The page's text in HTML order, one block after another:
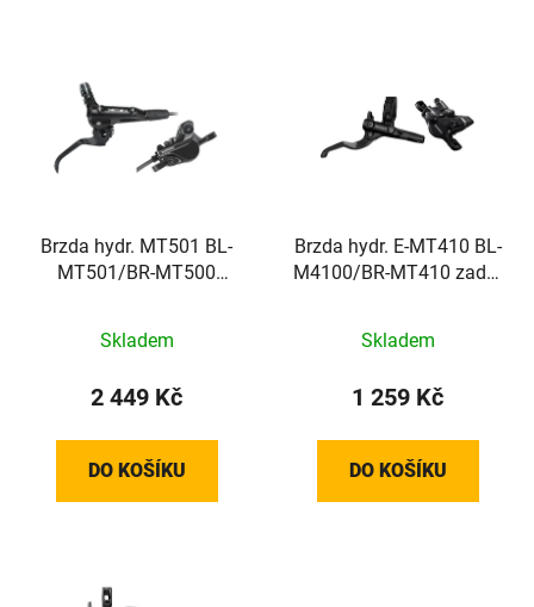
Brzda hydr. MT501 BL-
MT501/BR-MT500
B05S
Skladem
2 449 Kč
DO KOŠÍKU
Brzda hydr. E-MT410 BL-
M4100/BR-MT410 zadní
B05S
Skladem
1 259 Kč
DO KOŠÍKU